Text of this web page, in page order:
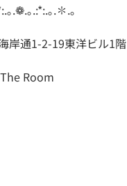
｡.❁.｡.:*:.｡.✽.｡
岸通1-2-19東洋ビル1階
Room